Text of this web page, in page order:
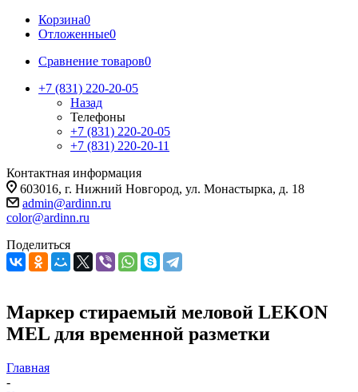
Корзина0
Отложенные0
Сравнение товаров0
+7 (831) 220-20-05
Назад
Телефоны
+7 (831) 220-20-05
+7 (831) 220-20-11
Контактная информация
603016, г. Нижний Новгород, ул. Монастырка, д. 18
admin@ardinn.ru
color@ardinn.ru
Поделиться
Маркер стираемый меловой LEKON
MEL для временной разметки
Главная
-